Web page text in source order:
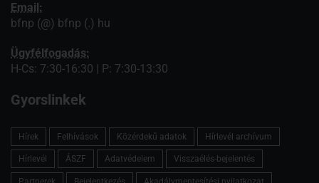
Email:
bfnp (@) bfnp (.) hu
Ügyfélfogadás:
H-Cs: 7:30-16:30 | P: 7:30-13:30
Gyorslinkek
Hírek Felhívások Közérdekű adatok Hírlevél archívum
Hírlevél ÁSZF Adatvédelem Visszaélés-bejelentés